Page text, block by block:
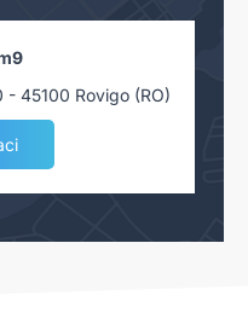
- 45100 Rovigo (RO)